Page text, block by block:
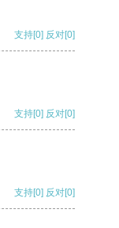
支持[0] 反对[0]
支持[0] 反对[0]
支持[0] 反对[0]